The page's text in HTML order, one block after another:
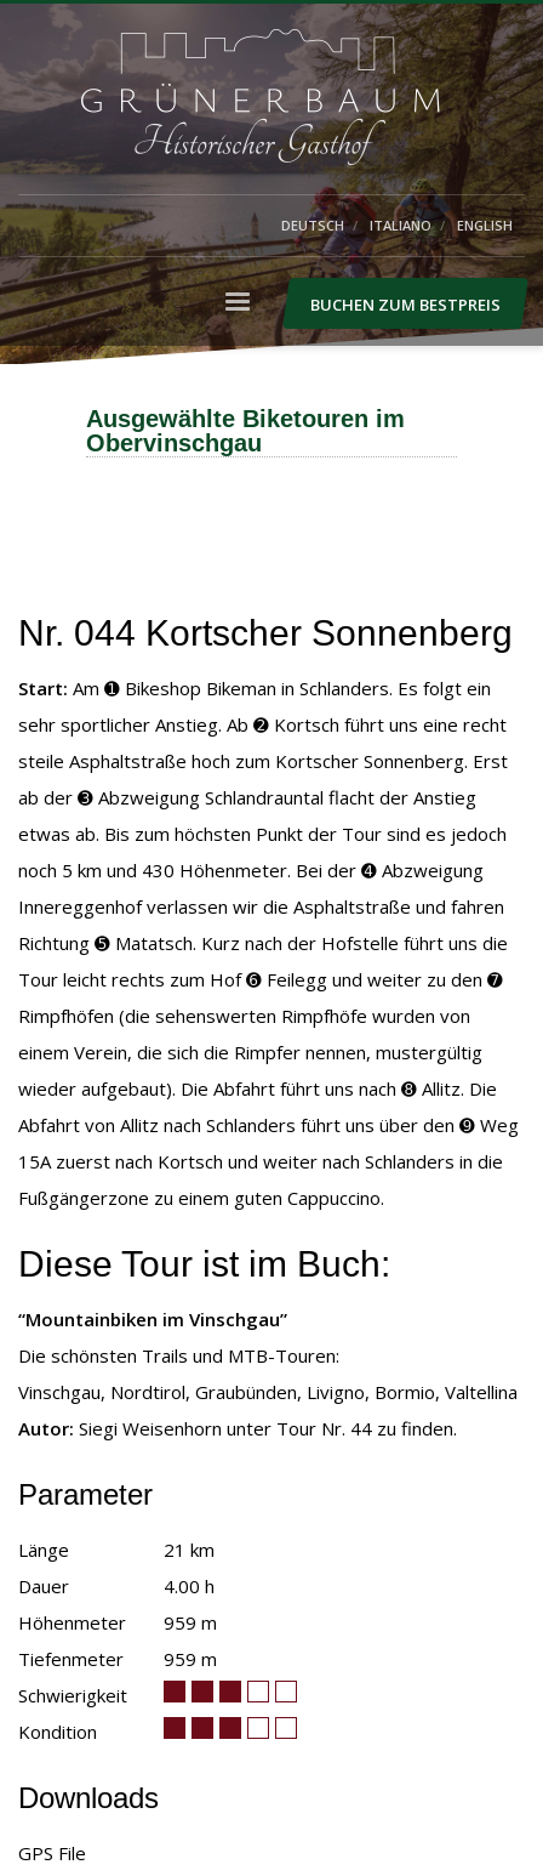
DEUTSCH ITALIANO ENGLISH
BUCHEN ZUM BESTPREIS
Ausgewählte Biketouren im
Obervinschgau
Nr. 044 Kortscher Sonnenberg
Start: Am ➊ Bikeshop Bikeman in Schlanders. Es folgt ein
sehr sportlicher Anstieg. Ab ➋ Kortsch führt uns eine recht
steile Asphaltstraße hoch zum Kortscher Sonnenberg. Erst
ab der ➌ Abzweigung Schlandrauntal flacht der Anstieg
etwas ab. Bis zum höchsten Punkt der Tour sind es jedoch
noch 5 km und 430 Höhenmeter. Bei der ➍ Abzweigung
Innereggenhof verlassen wir die Asphaltstraße und fahren
Richtung ➎ Matatsch. Kurz nach der Hofstelle führt uns die
Tour leicht rechts zum Hof ➏ Feilegg und weiter zu den ➐
Rimpfhöfen (die sehenswerten Rimpfhöfe wurden von
einem Verein, die sich die Rimpfer nennen, mustergültig
wieder aufgebaut). Die Abfahrt führt uns nach ➑ Allitz. Die
Abfahrt von Allitz nach Schlanders führt uns über den ➒ Weg
15A zuerst nach Kortsch und weiter nach Schlanders in die
Fußgängerzone zu einem guten Cappuccino.
Diese Tour ist im Buch:
“Mountainbiken im Vinschgau”
Die schönsten Trails und MTB-Touren:
Vinschgau, Nordtirol, Graubünden, Livigno, Bormio, Valtellina
Autor: Siegi Weisenhorn unter Tour Nr. 44 zu finden.
Parameter
Länge
21 km
Dauer
4.00 h
Höhenmeter
959 m
Tiefenmeter
959 m
Schwierigkeit
Kondition
Downloads
GPS File